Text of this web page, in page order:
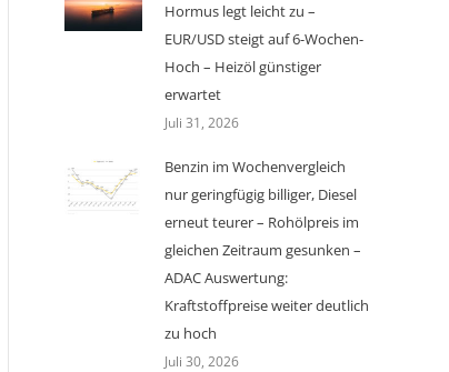
Hormus legt leicht zu –
EUR/USD steigt auf 6-Wochen-
Hoch – Heizöl günstiger
erwartet
Juli 31, 2026
Benzin im Wochenvergleich
nur geringfügig billiger, Diesel
erneut teurer – Rohölpreis im
gleichen Zeitraum gesunken –
ADAC Auswertung:
Kraftstoffpreise weiter deutlich
zu hoch
Juli 30, 2026